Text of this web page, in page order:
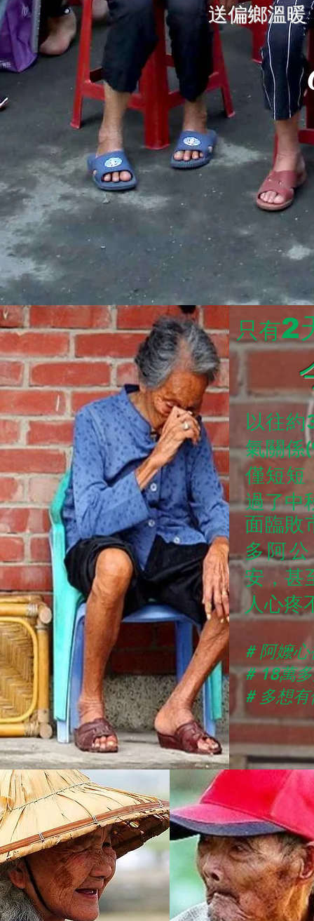
送偏鄉溫暖
面臨敗
多阿
安，甚
人心疼
# 阿嬤
​# 18萬
​# 多想
只有2
以往約
氣關係
僅短短
過了中